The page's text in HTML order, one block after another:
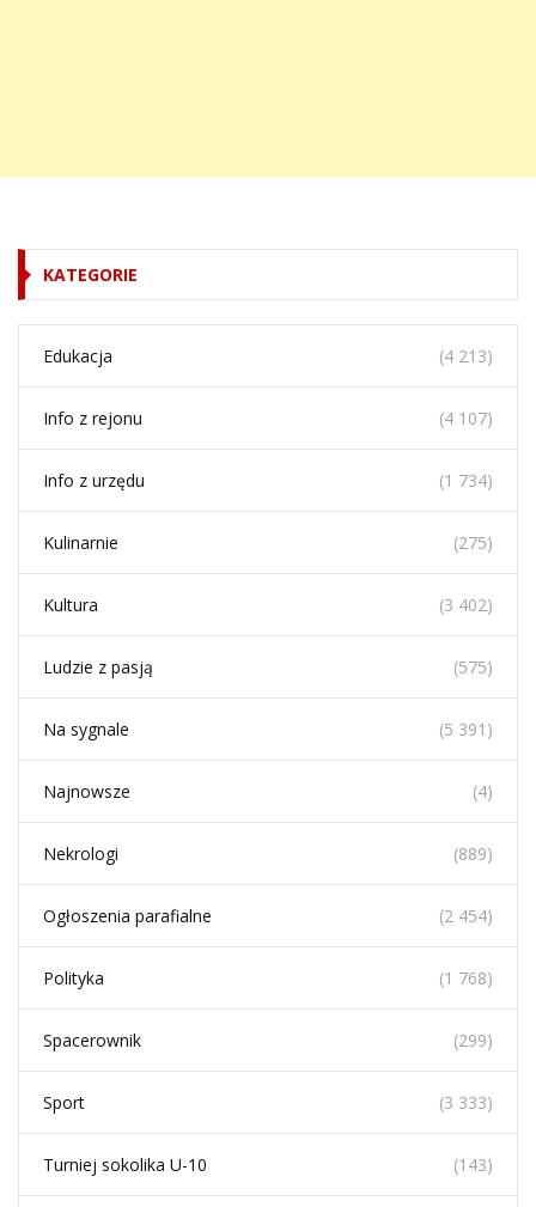
KATEGORIE
Edukacja (4 213)
Info z rejonu (4 107)
Info z urzędu (1 734)
Kulinarnie (275)
Kultura (3 402)
Ludzie z pasją (575)
Na sygnale (5 391)
Najnowsze (4)
Nekrologi (889)
Ogłoszenia parafialne (2 454)
Polityka (1 768)
Spacerownik (299)
Sport (3 333)
Turniej sokolika U-10 (143)